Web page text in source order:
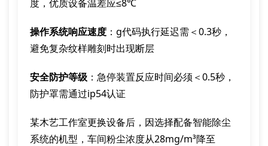
度，优质设备温差应≤8℃
操作系统响应速度 ：g代码执行延迟需＜0.3秒，
避免复杂纹样雕刻时出现断层
安全防护等级 ：急停装置反应时间必须＜0.5秒，
防护罩需通过ip54认证
某木艺工作室更换设备后，因选择配备智能除尘
系统的机型，车间粉尘浓度从28mg/m³降至